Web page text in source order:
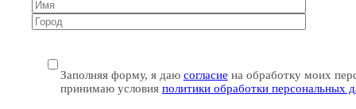
Заполняя форму, я даю согласие на обработку моих
принимаю условия политики обработки персональных